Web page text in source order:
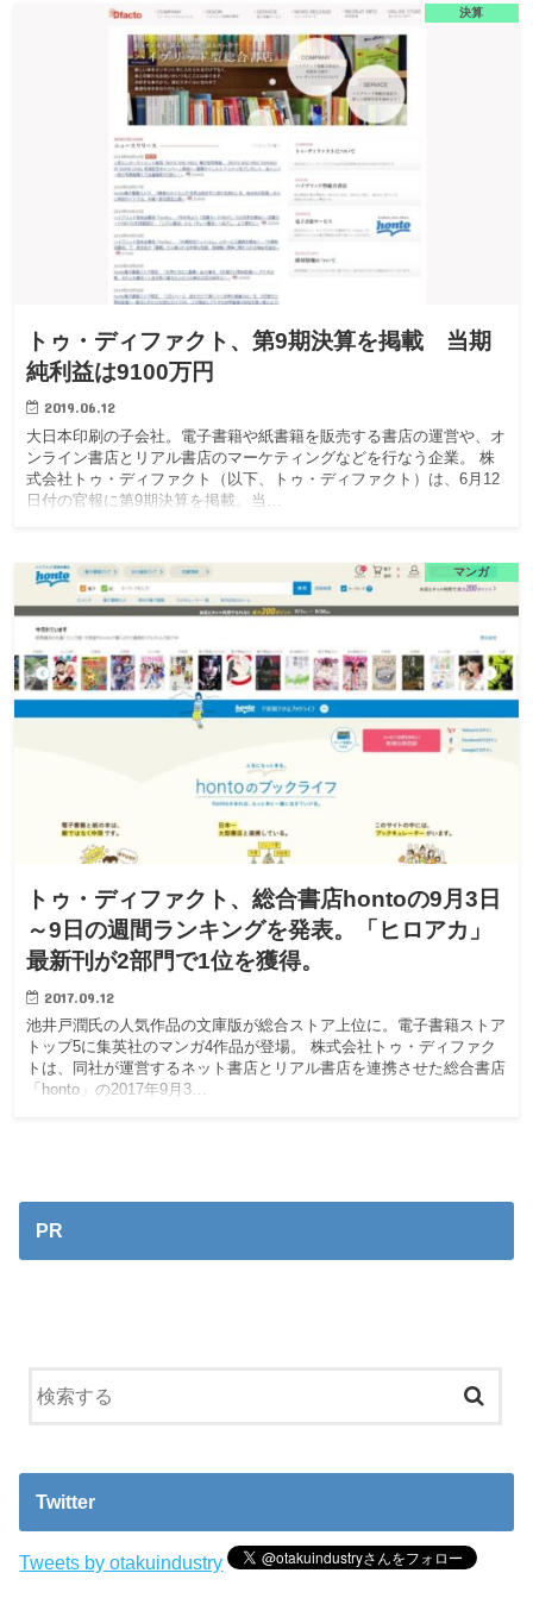
決算
トゥ・ディファクト、第9期決算を掲載 当期
純利益は9100万円
2019.06.12
大日本印刷の子会社。電子書籍や紙書籍を販売する書店の運営や、オ
ンライン書店とリアル書店のマーケティングなどを行なう企業。 株
式会社トゥ・ディファクト（以下、トゥ・ディファクト）は、6月12
日付の官報に第9期決算を掲載。当…
マンガ
トゥ・ディファクト、総合書店hontoの9月3日
～9日の週間ランキングを発表。「ヒロアカ」
最新刊が2部門で1位を獲得。
2017.09.12
池井戸潤氏の人気作品の文庫版が総合ストア上位に。電子書籍ストア
トップ5に集英社のマンガ4作品が登場。 株式会社トゥ・ディファク
トは、同社が運営するネット書店とリアル書店を連携させた総合書店
「honto」の2017年9月3…
PR
Twitter
Tweets by otakuindustry